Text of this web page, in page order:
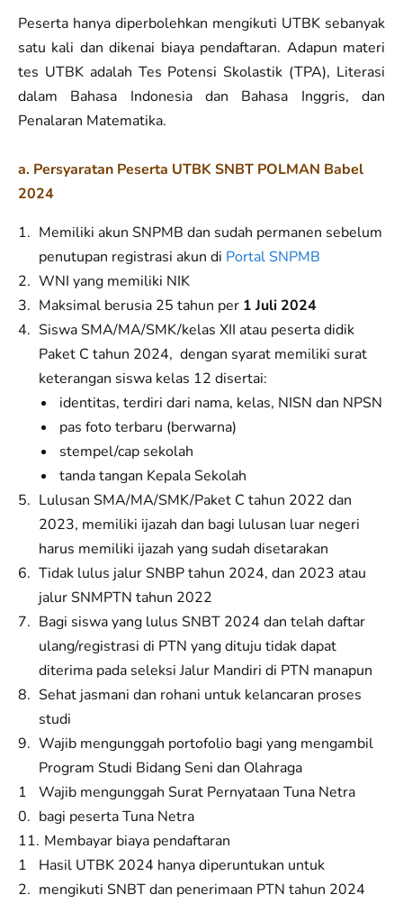
Peserta hanya diperbolehkan mengikuti UTBK sebanyak
satu kali dan dikenai biaya pendaftaran. Adapun materi
tes UTBK adalah Tes Potensi Skolastik (TPA), Literasi
dalam Bahasa Indonesia dan Bahasa Inggris, dan
Penalaran Matematika.
a. Persyaratan Peserta UTBK SNBT POLMAN Babel
2024
Memiliki akun SNPMB dan sudah permanen sebelum
penutupan registrasi akun di Portal SNPMB
WNI yang memiliki NIK
Maksimal berusia 25 tahun per 1 Juli 2024
Siswa SMA/MA/SMK/kelas XII atau peserta didik
Paket C tahun 2024, dengan syarat memiliki surat
keterangan siswa kelas 12 disertai:
identitas, terdiri dari nama, kelas, NISN dan NPSN
pas foto terbaru (berwarna)
stempel/cap sekolah
tanda tangan Kepala Sekolah
Lulusan SMA/MA/SMK/Paket C tahun 2022 dan
2023, memiliki ijazah dan bagi lulusan luar negeri
harus memiliki ijazah yang sudah disetarakan
Tidak lulus jalur SNBP tahun 2024, dan 2023 atau
jalur SNMPTN tahun 2022
Bagi siswa yang lulus SNBT 2024 dan telah daftar
ulang/registrasi di PTN yang dituju tidak dapat
diterima pada seleksi Jalur Mandiri di PTN manapun
Sehat jasmani dan rohani untuk kelancaran proses
studi
Wajib mengunggah portofolio bagi yang mengambil
Program Studi Bidang Seni dan Olahraga
Wajib mengunggah Surat Pernyataan Tuna Netra
bagi peserta Tuna Netra
Membayar biaya pendaftaran
Hasil UTBK 2024 hanya diperuntukan untuk
mengikuti SNBT dan penerimaan PTN tahun 2024